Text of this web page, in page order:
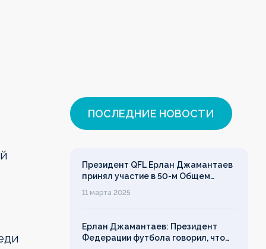
ПОСЛЕДНИЕ НОВОСТИ
Президент QFL Ерлан Джамантаев
принял участие в 50-м Общем
11 марта 2025
Ерлан Джамантаев: Президент
Федерации футбола говорил, что